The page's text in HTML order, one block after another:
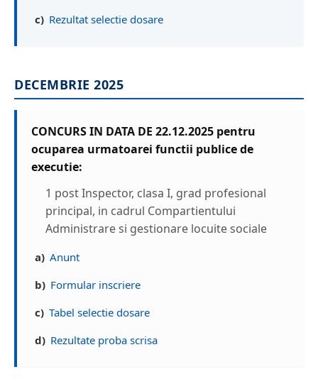
c) Rezultat selectie dosare
DECEMBRIE 2025
CONCURS IN DATA DE 22.12.2025 pentru
ocuparea urmatoarei functii publice de
executie:
1 post Inspector, clasa I, grad profesional
principal, in cadrul Compartientului
Administrare si gestionare locuite sociale
a) Anunt
b) Formular inscriere
c) Tabel selectie dosare
d) Rezultate proba scrisa